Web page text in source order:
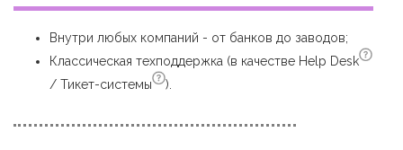
Внутри любых компаний - от банков до заводов;
Классическая техподдержка (в качестве Help Desk
/ Тикет-системы ).